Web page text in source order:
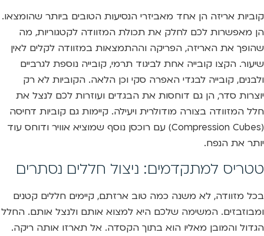
קוביות אריזה הן אחד מאביזרי הנסיעות הטובים ביותר שהומצאו.
הן מאפשרות לכם לחלק את תכולת המזוודה לקטגוריות, מה
שהופך את האריזה, הפריקה וההתמצאות במזוודה לקלים לאין
שיעור. הקצו קובייה אחת לביגוד תרמי, קובייה נוספת לגרביים
ולבנים, קובייה לבגדי האפרה סקי וכן הלאה. הקוביות לא רק
יוצרות סדר, הן גם דוחסות את הבגדים ועוזרות לכם לנצל את
חלל המזוודה בצורה מודולרית ויעילה. קיימות גם קוביות דחיסה
(Compression Cubes) עם רוכסן נוסף שמוציא אוויר ודוחס עוד
יותר את הנפח.
טטריס למתקדמים: ניצול חללים נסתרים
בכל מזוודה, לא משנה כמה טוב ארזתם, קיימים חללים קטנים
ומבוזבזים. המשימה שלכם היא למצוא אותם ולנצל אותם. החלל
הגדול והמובן מאליו הוא בתוך הקסדה. אל תארזו אותה ריקה.